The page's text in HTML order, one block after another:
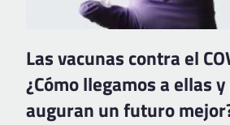
Las vacunas contra el
¿Cómo llegamos a ellas
auguran un futuro